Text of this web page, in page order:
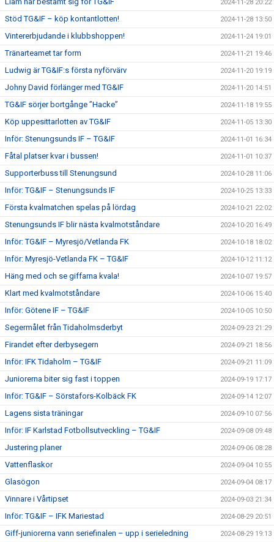
2024-11-28 20:22
Stöd TG&IF – köp kontantlotten! 2024-11-28 13:50
Vintererbjudande i klubbshoppen! 2024-11-24 19:01
Tränarteamet tar form 2024-11-21 19:46
Ludwig är TG&IF:s första nyförvärv 2024-11-20 19:19
Johny David förlänger med TG&IF 2024-11-20 14:51
TG&IF sörjer bortgånge ”Hacke” 2024-11-18 19:55
Köp uppesittarlotten av TG&IF 2024-11-05 13:30
Inför: Stenungsunds IF – TG&IF 2024-11-01 16:34
Fåtal platser kvar i bussen! 2024-11-01 10:37
Supporterbuss till Stenungsund 2024-10-28 11:06
Inför: TG&IF – Stenungsunds IF 2024-10-25 13:33
Första kvalmatchen spelas på lördag 2024-10-21 22:02
Stenungsunds IF blir nästa kvalmotståndare 2024-10-20 16:49
Inför: TG&IF – Myresjö/Vetlanda FK 2024-10-18 18:02
Inför: Myresjö-Vetlanda FK – TG&IF 2024-10-12 11:12
Häng med och se giffarna kvala! 2024-10-07 19:57
Klart med kvalmotståndare 2024-10-06 15:40
Inför: Götene IF – TG&IF 2024-10-05 10:50
Segermålet från Tidaholmsderbyt 2024-09-23 21:29
Firandet efter derbysegern 2024-09-21 18:56
Inför: IFK Tidaholm – TG&IF 2024-09-21 11:09
Juniorerna biter sig fast i toppen 2024-09-19 17:17
Inför: TG&IF – Sörstafors-Kolbäck FK 2024-09-14 12:07
Lagens sista träningar 2024-09-10 07:56
Inför: IF Karlstad Fotbollsutveckling – TG&IF 2024-09-08 09:48
Justering planer 2024-09-06 08:28
Vattenflaskor 2024-09-04 10:55
Glasögon 2024-09-04 08:17
Vinnare i Vårtipset 2024-09-03 21:34
Inför: TG&IF – IFK Mariestad 2024-08-29 20:51
Giff-juniorerna vann seriefinalen – upp i serieledning 2024-08-29 19:13